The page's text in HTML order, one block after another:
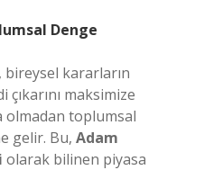
Denge
kararların
maksimize
olmadan toplumsal
gelir. Bu, Adam
olarak bilinen piyasa